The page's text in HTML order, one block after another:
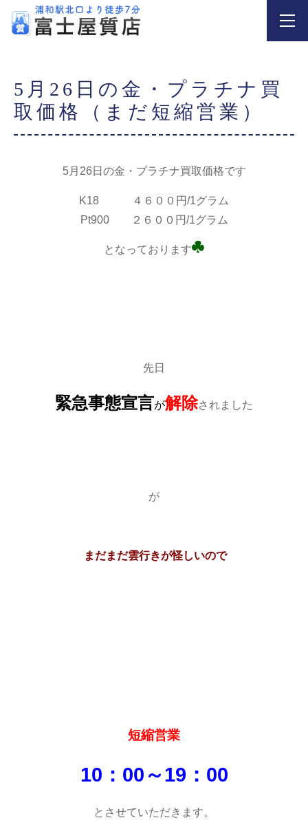
5月26日の金・プラチナ買
取価格（まだ短縮営業）
5月26日の金・プラチナ買取価格です
K18 ４６００円/1グラム
Pt900 ２６００円/1グラム
となっております
先日
緊急事態宣言が解除されました
が
まだまだ雲行きが怪しいので
短縮営業
10：00～19：00
とさせていただきます。